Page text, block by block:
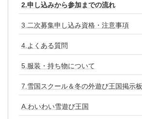
2.申し込みから参加までの流れ
3.二次募集申し込み資格・注意事項
4.よくある質問
5.服装・持ち物について
7.雪国スクール＆冬の外遊び王国掲示板
A.わいわい雪遊び王国